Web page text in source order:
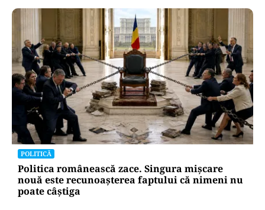
POLITICĂ
Politica românească zace. Singura mișcare
nouă este recunoașterea faptului că nimeni nu
poate câștiga